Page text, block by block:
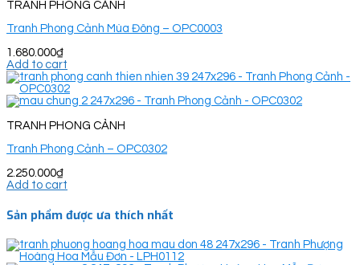
TRANH PHONG CẢNH
Tranh Phong Cảnh Mùa Đông – OPC0003
1.680.000₫
Add to cart
TRANH PHONG CẢNH
Tranh Phong Cảnh – OPC0302
2.250.000₫
Add to cart
Sản phẩm được ưa thích nhất